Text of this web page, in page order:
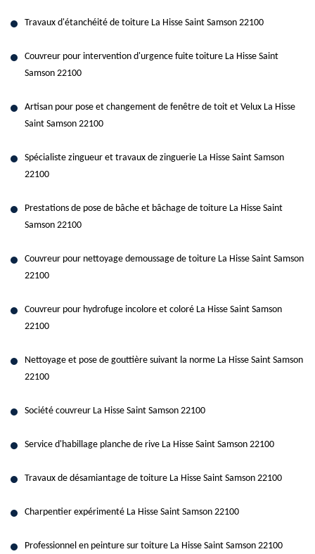
Travaux d'étanchéité de toiture La Hisse Saint Samson 22100
Couvreur pour intervention d'urgence fuite toiture La Hisse Saint
Samson 22100
Artisan pour pose et changement de fenêtre de toit et Velux La Hisse
Saint Samson 22100
Spécialiste zingueur et travaux de zinguerie La Hisse Saint Samson
22100
Prestations de pose de bâche et bâchage de toiture La Hisse Saint
Samson 22100
Couvreur pour nettoyage demoussage de toiture La Hisse Saint Samson
22100
Couvreur pour hydrofuge incolore et coloré La Hisse Saint Samson
22100
Nettoyage et pose de gouttière suivant la norme La Hisse Saint Samson
22100
Société couvreur La Hisse Saint Samson 22100
Service d'habillage planche de rive La Hisse Saint Samson 22100
Travaux de désamiantage de toiture La Hisse Saint Samson 22100
Charpentier expérimenté La Hisse Saint Samson 22100
Professionnel en peinture sur toiture La Hisse Saint Samson 22100